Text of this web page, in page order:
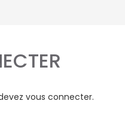
vous connecter.